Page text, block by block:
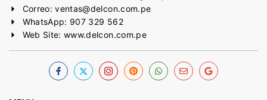
Correo: ventas@delcon.com.pe
WhatsApp: 907 329 562
Web Site: www.delcon.com.pe